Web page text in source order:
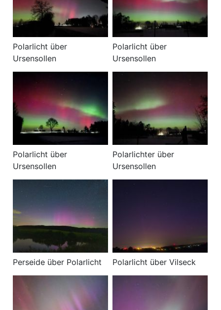
Polarlicht über
Ursensollen
Polarlicht über
Ursensollen
Polarlicht über
Ursensollen
Polarlichter über
Ursensollen
Perseide über Polarlicht Polarlicht über Vilseck